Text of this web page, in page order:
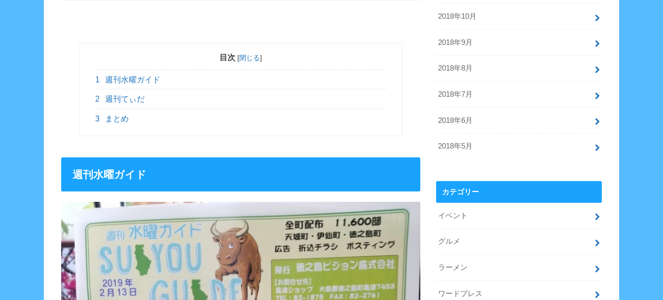
目次 [閉じる]
1 週刊水曜ガイド
2 週刊てぃだ
3 まとめ
週刊水曜ガイド
2018年10月
2018年9月
2018年8月
2018年7月
2018年6月
2018年5月
カテゴリー
イベント
グルメ
ラーメン
ワードプレス